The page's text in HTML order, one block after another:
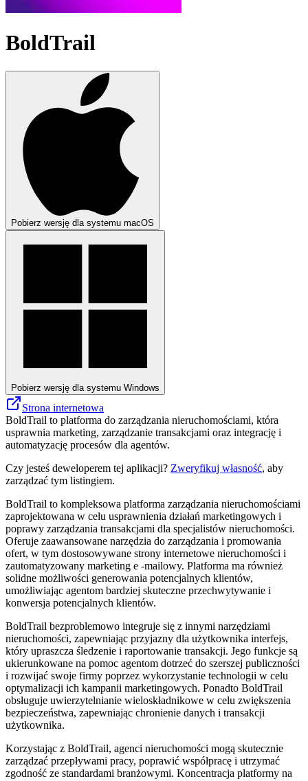
BoldTrail
Pobierz wersję dla systemu macOS
Pobierz wersję dla systemu Windows
Strona internetowa
BoldTrail to platforma do zarządzania nieruchomościami, która
usprawnia marketing, zarządzanie transakcjami oraz integrację i
automatyzację procesów dla agentów.
Czy jesteś deweloperem tej aplikacji? Zweryfikuj własność, aby
zarządzać tym listingiem.
BoldTrail to kompleksowa platforma zarządzania nieruchomościami
zaprojektowana w celu usprawnienia działań marketingowych i
poprawy zarządzania transakcjami dla specjalistów nieruchomości.
Oferuje zaawansowane narzędzia do zarządzania i promowania
ofert, w tym dostosowywane strony internetowe nieruchomości i
zautomatyzowany marketing e -mailowy. Platforma ma również
solidne możliwości generowania potencjalnych klientów,
umożliwiając agentom bardziej skuteczne przechwytywanie i
konwersja potencjalnych klientów.
BoldTrail bezproblemowo integruje się z innymi narzędziami
nieruchomości, zapewniając przyjazny dla użytkownika interfejs,
który upraszcza śledzenie i raportowanie transakcji. Jego funkcje są
ukierunkowane na pomoc agentom dotrzeć do szerszej publiczności
i rozwijać swoje firmy poprzez wykorzystanie technologii w celu
optymalizacji ich kampanii marketingowych. Ponadto BoldTrail
obsługuje uwierzytelnianie wieloskładnikowe w celu zwiększenia
bezpieczeństwa, zapewniając chronienie danych i transakcji
użytkownika.
Korzystając z BoldTrail, agenci nieruchomości mogą skutecznie
zarządzać przepływami pracy, poprawić współpracę i utrzymać
zgodność ze standardami branżowymi. Koncentracja platformy na